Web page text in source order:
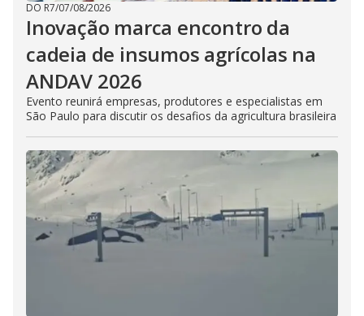
DO R7/07/08/2026
Inovação marca encontro da
cadeia de insumos agrícolas na
ANDAV 2026
Evento reunirá empresas, produtores e especialistas em
São Paulo para discutir os desafios da agricultura brasileira